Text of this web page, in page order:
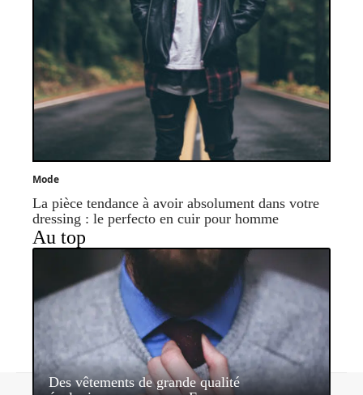
Mode
La pièce tendance à avoir absolument dans votre
dressing : le perfecto en cuir pour homme
Au top
Des vêtements de grande qualité